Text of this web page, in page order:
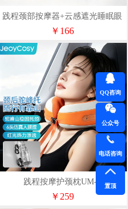
践程颈部按摩器+云感遮光睡眠眼
罩GH11
￥166
践程按摩护颈枕UM-4
￥259
QQ咨询
公众号
电话咨询
置顶